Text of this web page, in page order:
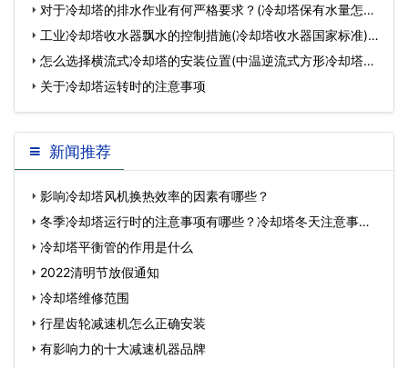
塔安装厂家)…
对于冷却塔的排水作业有何严格要求？(冷却塔保有水量怎样
计算)…
工业冷却塔收水器飘水的控制措施(冷却塔收水器国家标准)…
怎么选择横流式冷却塔的安装位置(中温逆流式方形冷却塔规
格)…
关于冷却塔运转时的注意事项
新闻推荐
影响冷却塔风机换热效率的因素有哪些？
冬季冷却塔运行时的注意事项有哪些？冷却塔冬天注意事
项…冷却塔平衡管的作用是什么
2022清明节放假通知
冷却塔维修范围
行星齿轮减速机怎么正确安装
有影响力的十大减速机器品牌